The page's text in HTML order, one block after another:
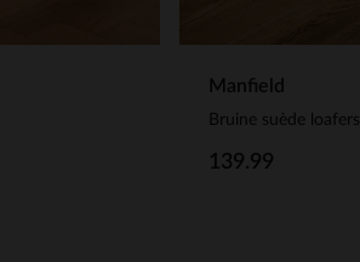
Manfield
Bruine suède loafers
139.99